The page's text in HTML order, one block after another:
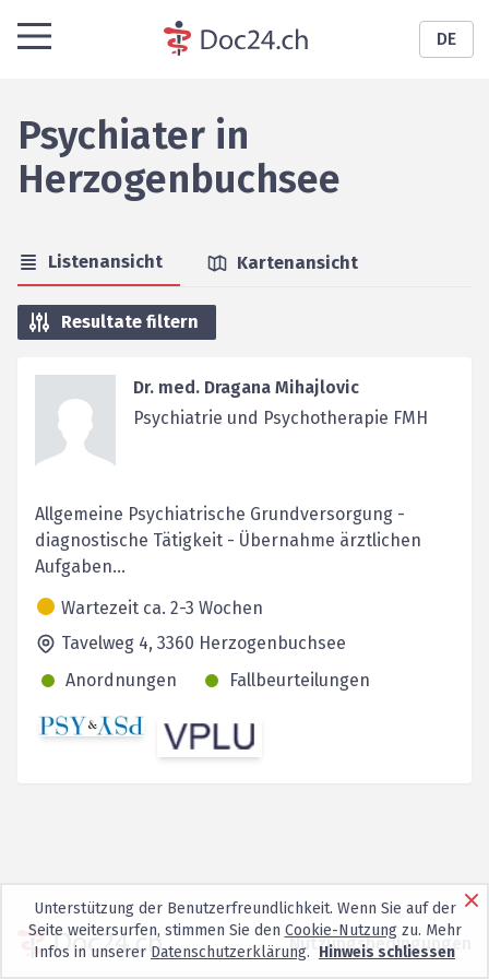
DE
Psychiater in
Herzogenbuchsee
Listenansicht Kartenansicht
Resultate filtern
Dr. med. Dragana Mihajlovic
Psychiatrie und Psychotherapie FMH
Allgemeine Psychiatrische Grundversorgung -
diagnostische Tätigkeit - Übernahme ärztlichen
Aufgaben...
Wartezeit ca. 2-3 Wochen
Tavelweg 4, 3360 Herzogenbuchsee
Anordnungen
Fallbeurteilungen
Nutzungsbedingungen
Unterstützung der Benutzerfreundlichkeit. Wenn Sie auf der
Seite weitersurfen, stimmen Sie den Cookie-Nutzungzu. Mehr
Infos in unserer Datenschutzerklärung. Hinweis schliessen